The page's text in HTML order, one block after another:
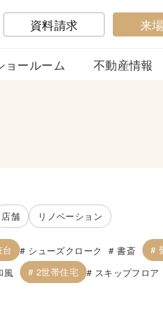
資料請求 来
ョールーム 不動産情報
店舗 リノベーション
シューズクローク 書斎
風 2世帯住宅 スキップフロア